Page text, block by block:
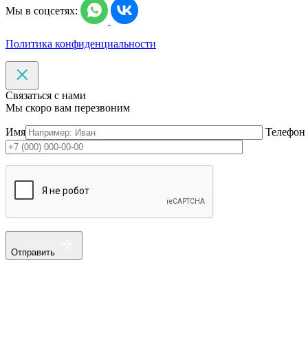
Мы в соцсетях:
Политика конфиденциальности
Связаться с нами
Мы скоро вам перезвоним
Имя Телефон
Отправить